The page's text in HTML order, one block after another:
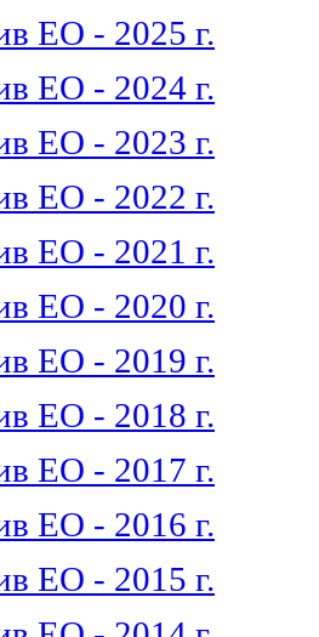
ЕО - 2025 г.
ЕО - 2024 г.
ЕО - 2023 г.
ЕО - 2022 г.
ЕО - 2021 г.
ЕО - 2020 г.
ЕО - 2019 г.
ЕО - 2018 г.
ЕО - 2017 г.
ЕО - 2016 г.
ЕО - 2015 г.